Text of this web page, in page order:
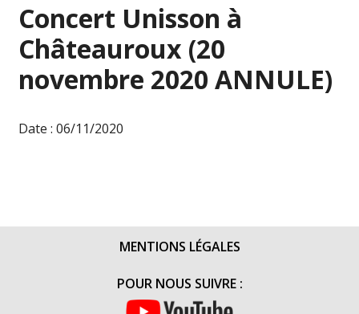
Concert Unisson à
Châteauroux (20
novembre 2020 ANNULE)
Date : 06/11/2020
MENTIONS LÉGALES
POUR NOUS SUIVRE :